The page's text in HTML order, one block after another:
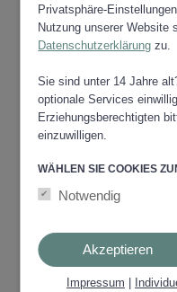
MEHR LESEN
"Pleiten, Pech
„Da werden
Voitsberg
Das Handy lässt
oder sie haben
Sie haben eine
bekommen und
Privatsphäre-
Nutzung unserer Website
Datenschutzerklärung zu.
Sie sind unter 14 Jahre
optionale Services
Erziehungsberechtigten
einzuwilligen.
WÄHLEN SIE COOKIES
Notwendig
Akzeptieren
Impressum